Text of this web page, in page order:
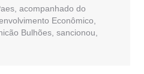
acompanhado do
Econômico,
Bulhões, sancionou,